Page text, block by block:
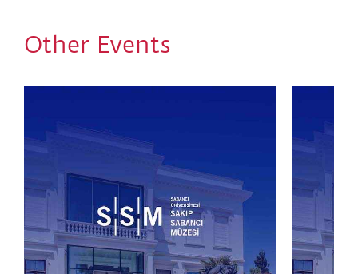
akımlarıyla karşılaştırmalı bir şekilde inceleyerek,
19 Ocak Cumartesi, 11:00 - 12:30
2 Şubat Cumartesi, 11:00 - 12:30
16 Şubat Cumartesi, 11:00 - 12:30
2 Mart Cumartesi, 11:00 - 12:30
Other Events